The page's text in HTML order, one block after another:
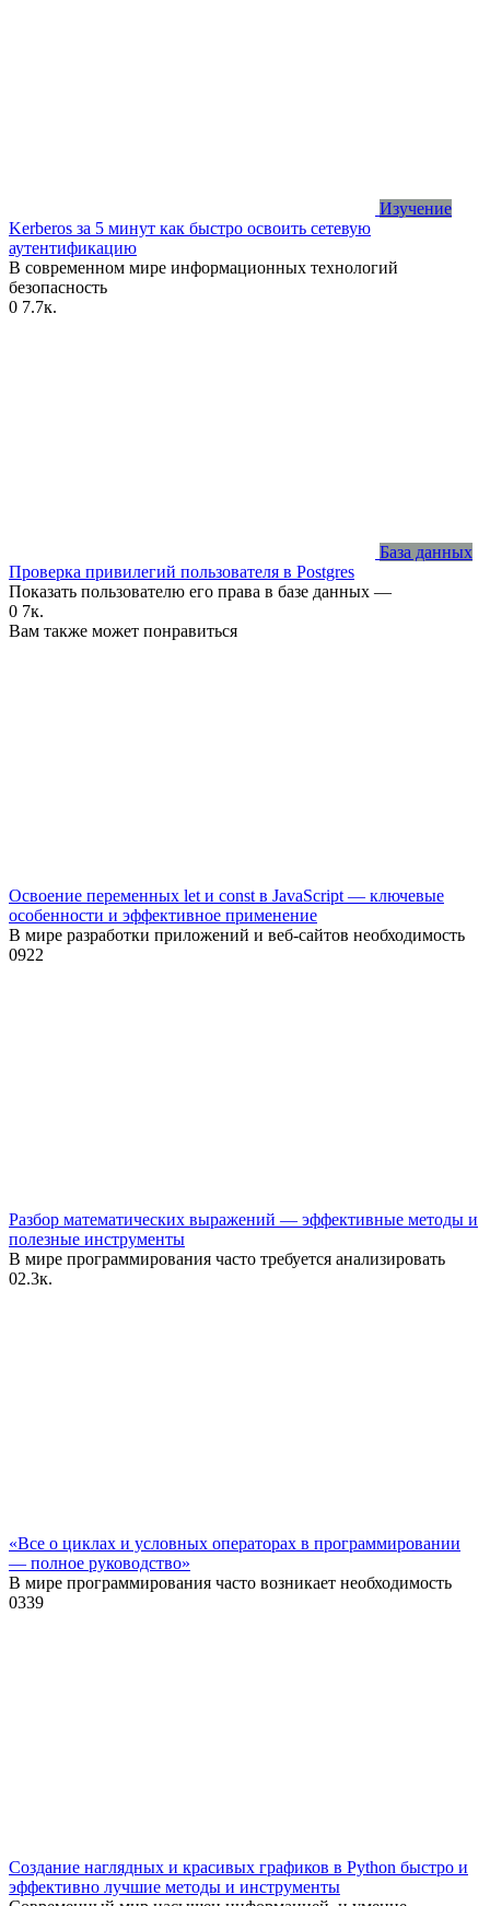
Изучение
Kerberos за 5 минут как быстро освоить сетевую
аутентификацию
В современном мире информационных технологий
безопасность
0 7.7к.
База данных
Проверка привилегий пользователя в Postgres
Показать пользователю его права в базе данных —
0 7к.
Вам также может понравиться
Освоение переменных let и const в JavaScript — ключевые
особенности и эффективное применение
В мире разработки приложений и веб-сайтов необходимость
0922
Разбор математических выражений — эффективные методы и
полезные инструменты
В мире программирования часто требуется анализировать
02.3к.
«Все о циклах и условных операторах в программировании
— полное руководство»
В мире программирования часто возникает необходимость
0339
Создание наглядных и красивых графиков в Python быстро и
эффективно лучшие методы и инструменты